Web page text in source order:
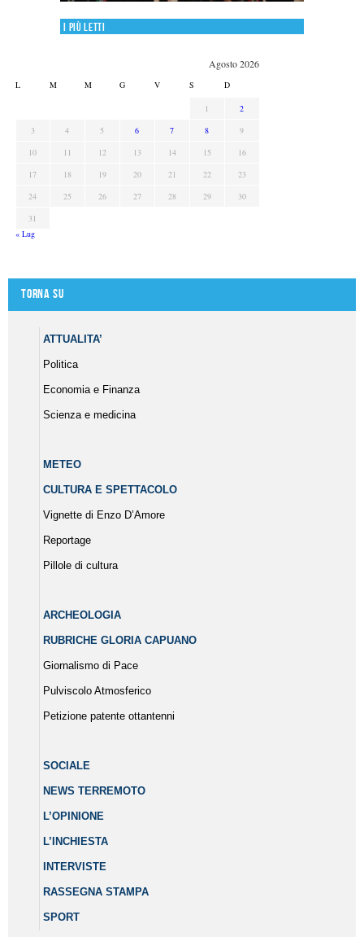
I più letti
Agosto 2026
L M M G V S D
1
2
3
4 5 6 7 8
9
10
11 12 13 14 15
16
17
18 19 20 21 22
23
24
25 26 27 28 29
30
31
« Lug
Torna su
ATTUALITA’
Politica
Economia e Finanza
Scienza e medicina
METEO
CULTURA E SPETTACOLO
Vignette di Enzo D’Amore
Reportage
Pillole di cultura
ARCHEOLOGIA
RUBRICHE GLORIA CAPUANO
Giornalismo di Pace
Pulviscolo Atmosferico
Petizione patente ottantenni
SOCIALE
NEWS TERREMOTO
L’OPINIONE
L’INCHIESTA
INTERVISTE
RASSEGNA STAMPA
SPORT